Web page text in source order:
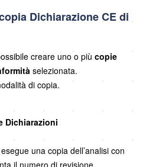
Dichiarazione CE di
creare uno o più copie
selezionata.
di copia.
Dichiarazioni
una copia dell’analisi con